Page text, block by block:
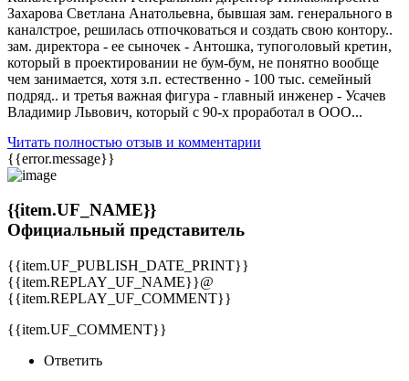
Захарова Светлана Анатольевна, бывшая зам. генерального в
каналстрое, решилась отпочковаться и создать свою контору..
зам. директора - ее сыночек - Антошка, тупоголовый кретин,
который в проектировании не бум-бум, не понятно вообще
чем занимается, хотя з.п. естественно - 100 тыс. семейный
подряд.. и третья важная фигура - главный инженер - Усачев
Владимир Львович, который с 90-х проработал в ООО...
Читать полностью отзыв и комментарии
{{error.message}}
{{item.UF_NAME}}
Официальный представитель
{{item.UF_PUBLISH_DATE_PRINT}}
{{item.REPLAY_UF_NAME}}@
{{item.REPLAY_UF_COMMENT}}
{{item.UF_COMMENT}}
Ответить